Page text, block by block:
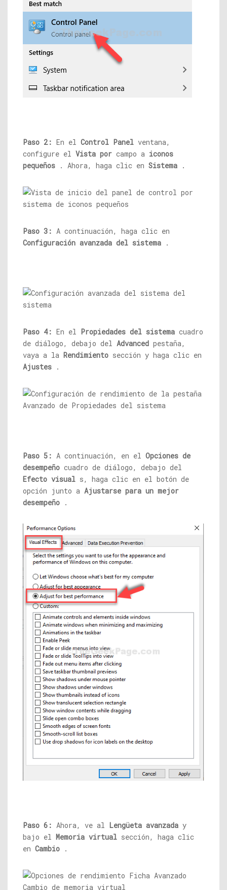
Paso 2: En el Control Panel ventana,
configure el Vista por campo a iconos
pequeños . Ahora, haga clic en Sistema .
Paso 3: A continuación, haga clic en
Configuración avanzada del sistema .
Paso 4: En el Propiedades del sistema cuadro
de diálogo, debajo del Advanced pestaña,
vaya a la Rendimiento sección y haga clic en
Ajustes .
Paso 5: A continuación, en el Opciones de
desempeño cuadro de diálogo, debajo del
Efecto visual s, haga clic en el botón de
opción junto a Ajustarse para un mejor
desempeño .
Paso 6: Ahora, ve al Lengüeta avanzada y
bajo el Memoria virtual sección, haga clic
en Cambio .